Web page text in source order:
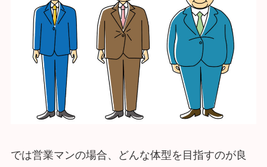
では営業マンの場合、どんな体型を目指すのが良